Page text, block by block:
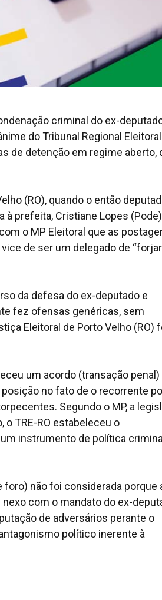
criminal do ex-
do Tribunal Regional
de detenção em regime aberto,
(RO), quando o então
prefeita, Cristiane Lopes
o MP Eleitoral que as
de ser um delegado de “forjar
da defesa do ex-deputado e
fez ofensas genéricas, sem
Eleitoral de Porto Velho (RO)
um acordo (transação penal)
no fato de o recorrente
Segundo o MP, a
TRE-RO estabeleceu o
instrumento de política
foro) não foi considerada porque
com o mandato do ex-
de adversários perante o
político inerente à